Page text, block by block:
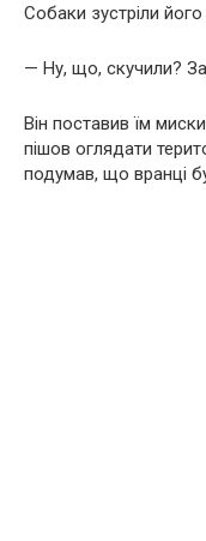
Собаки зустріли
— Ну, що, скучили?
Він поставив їм
пішов оглядати
подумав, що вранці